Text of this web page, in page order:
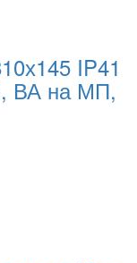
IP41
ВА на МП,